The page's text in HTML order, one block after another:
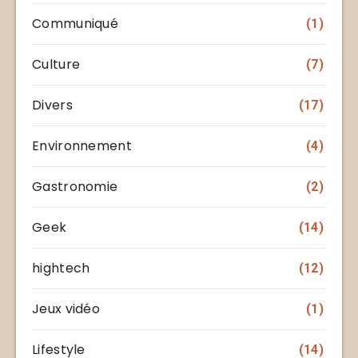
Communiqué (1)
Culture (7)
Divers (17)
Environnement (4)
Gastronomie (2)
Geek (14)
hightech (12)
Jeux vidéo (1)
Lifestyle (14)